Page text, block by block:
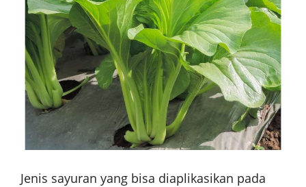
Jenis sayuran yang bisa diaplikasikan pada